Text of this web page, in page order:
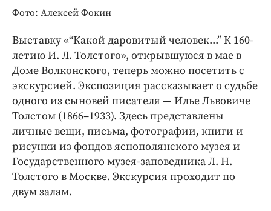
Фото: Алексей Фокин
Выставку «“Какой даровитый человек...” К 160-
летию И. Л. Толстого», открывшуюся в мае в
Доме Волконского, теперь можно посетить с
экскурсией. Экспозиция рассказывает о судьбе
одного из сыновей писателя — Илье Львовиче
Толстом (1866–1933). Здесь представлены
личные вещи, письма, фотографии, книги и
рисунки из фондов яснополянского музея и
Государственного музея-заповедника Л. Н.
Толстого в Москве. Экскурсия проходит по
двум залам.